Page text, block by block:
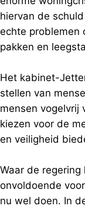
hiervan de
echte problemen
pakken en
Het kabinet-
stellen van
mensen vogelvrij
kiezen voor de
en veiligheid
Waar de
onvoldoende
nu wel doen. In